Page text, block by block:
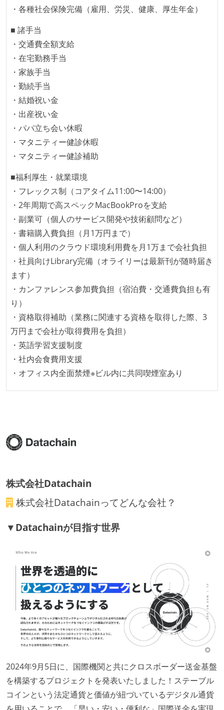
大規模サービスの開発
1つのプロダクトを5チーム以上の開発チーム（ストリ
ームアラインド、プラットフォーム等）で分担して開
発・運用している
労働環境の自由度
日本国内であれば、居住地は問わずにフルリモートで
きる
2年以内に未就学児を子育てしながら働いていたエン
ジニアがいる
フレックスタイム制または裁量労働制を採用している
メンバーの多様性
外国籍の開発メンバーがいる
待遇・福利厚生
イベントへの業務参加やチケット負担など、会社とし
て、大規模カンファレンスへの参加を支援する制度が
ある
入社時には、各自希望のスペックの PC やディスプレ
イが支給される
れる
ストックオプションまたは自社株購入支援制度がある
職業安定法に対応する記載事項
【フレックスタイム制を適応している】
固定残業時間：月45時間分
当
定される】
休憩時間：1時間
主な休暇：年末年始、夏季、慶弔休暇など
労働契約期間：無期雇用
試用期間：あり（3ヶ月間）
社会保険：各種社会保険完備（雇用・労災・健康・厚
生年金）
試用期間：あり（期間は「社会保険・福利厚生欄」に
記載）
置）
・各種社会保険完備（雇用、労災、健康、厚生年金）
■ 諸手当
・交通費全額支給
・在宅勤務手当
・家族手当
・勤続手当
・結婚祝い金
・出産祝い金
・パパ立ち会い休暇
・マタニティー健診休暇
・マタニティー健診補助
■福利厚生・就業環境
・フレックス制（コアタイム11:00〜14:00）
・2年周期で高スペックMacBookProを支給
・副業可（個人のサービス開発や技術顧問など）
・書籍購入費負担（月1万円まで）
・個人利用のクラウド環境利用費を月1万まで会社負担
・社員向けLibrary完備（オライリーは最新刊が随時届き
ます）
・カンファレンス参加費負担（宿泊費・交通費負担も有
り）
・資格取得補助（業務に関連する資格を取得した際、3
万円まで会社が取得費用を負担）
・英語学習支援制度
・社内会食費用支援
・オフィス内全面禁煙※ビル内に共同喫煙室あり
株式会社Datachain
株式会社Datachainってどんな会社？
▼Datachainが目指す世界
2024年9月5日に、国際機関と共にクロスボーダー送金基盤
を構築するプロジェクトを発表いたしました！ステーブル
コインという法定通貨と価値が紐づいているデジタル通貨